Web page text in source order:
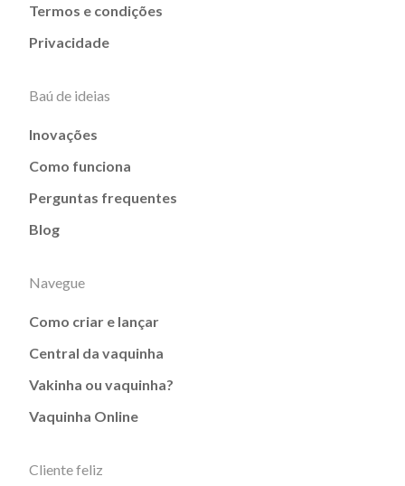
Termos e condições
Privacidade
Baú de ideias
Inovações
Como funciona
Perguntas frequentes
Blog
Navegue
Como criar e lançar
Central da vaquinha
Vakinha ou vaquinha?
Vaquinha Online
Cliente feliz